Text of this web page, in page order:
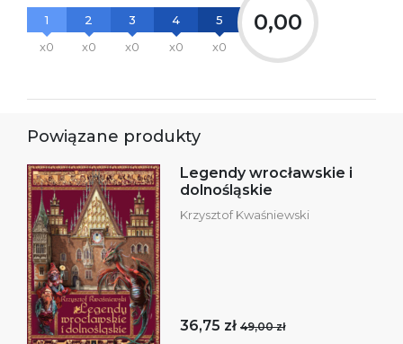
1
x0
2
x0
3
x0
4
x0
5
x0
0,00
Powiązane produkty
Legendy wrocławskie i
dolnośląskie
Krzysztof Kwaśniewski
36,75 zł 49,00 zł